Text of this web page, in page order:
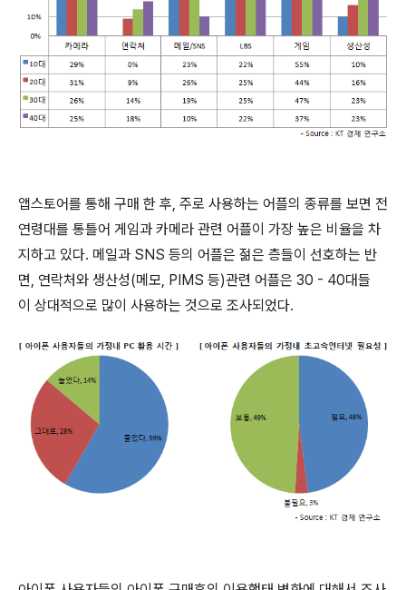
앱스토어를 통해 구매 한 후, 주로 사용하는 어플의 종류를 보면 전
연령대를 통틀어 게임과 카메라 관련 어플이 가장 높은 비율을 차
지하고 있다. 메일과 SNS 등의 어플은 젊은 층들이 선호하는 반
면, 연락처와 생산성(메모, PIMS 등)관련 어플은 30 - 40대들
이 상대적으로 많이 사용하는 것으로 조사되었다.